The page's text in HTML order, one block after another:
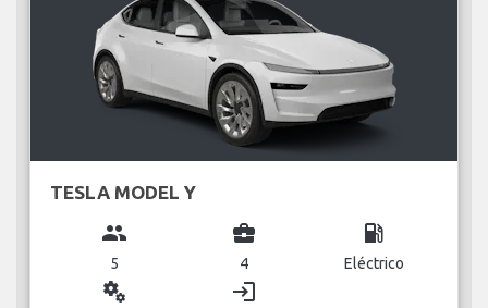
TESLA MODEL Y
group
5
business_center
4
local_gas_station
Eléctrico
miscellaneous_services login